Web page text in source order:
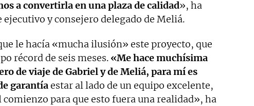
a convertirla en una plaza de calidad», ha
y consejero delegado de Meliá.
le hacía «mucha ilusión» este proyecto, que
récord de seis meses. «Me hace muchísima
de viaje de Gabriel y de Meliá, para mí es
garantíaestar al lado de un equipo excelente,
comienzo para que esto fuera una realidad», ha